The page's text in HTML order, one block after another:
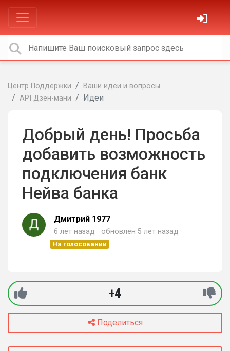
Центр Поддержки
Ваши идеи и вопросы
API Дзен-мани
Идеи
Добрый день! Просьба
добавить возможность
подключения банк
Нейва банка
Дмитрий 1977
6 лет назад обновлен 5 лет назад
На голосовании
+4
Поделиться